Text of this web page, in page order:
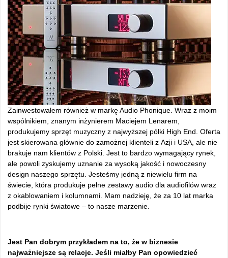
Zainwestowałem również w markę Audio Phonique. Wraz z moim
wspólnikiem, znanym inżynierem Maciejem Lenarem,
produkujemy sprzęt muzyczny z najwyższej półki High End. Oferta
jest skierowana głównie do zamożnej klienteli z Azji i USA, ale nie
brakuje nam klientów z Polski. Jest to bardzo wymagający rynek,
ale powoli zyskujemy uznanie za wysoką jakość i nowoczesny
design naszego sprzętu. Jesteśmy jedną z niewielu firm na
świecie, która produkuje pełne zestawy audio dla audiofilów wraz
z okablowaniem i kolumnami. Mam nadzieję, że za 10 lat marka
podbije rynki światowe – to nasze marzenie.
Jest Pan dobrym przykładem na to, że w biznesie
najważniejsze są relacje. Jeśli miałby Pan opowiedzieć